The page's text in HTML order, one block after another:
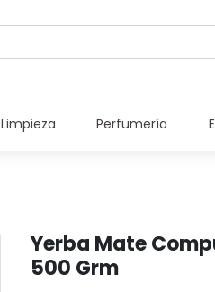
Limpieza Perfumería
Yerba Mate
500 Grm